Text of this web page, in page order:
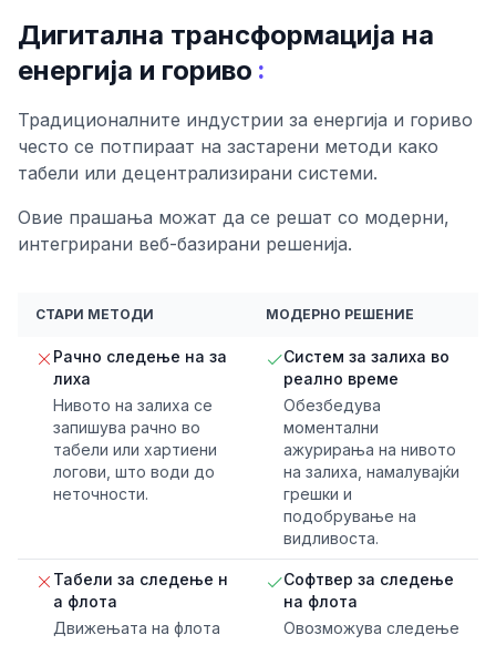
Дигитална трансформација на
енергија и гориво :
Традиционалните индустрии за енергија и гориво
често се потпираат на застарени методи како
табели или децентрализирани системи.
Овие прашања можат да се решат со модерни,
интегрирани веб-базирани решенија.
СТАРИ МЕТОДИ МОДЕРНО РЕШЕНИЕ
Рачно следење на за
лиха
Нивото на залиха се
запишува рачно во
табели или хартиени
логови, што води до
неточности.
Систем за залиха во
реално време
Обезбедува
моментални
ажурирања на нивото
на залиха, намалувајќи
грешки и
подобрување на
видливоста.
Табели за следење н
а флота
Движењата на флота
Софтвер за следење
на флота
Овозможува следење